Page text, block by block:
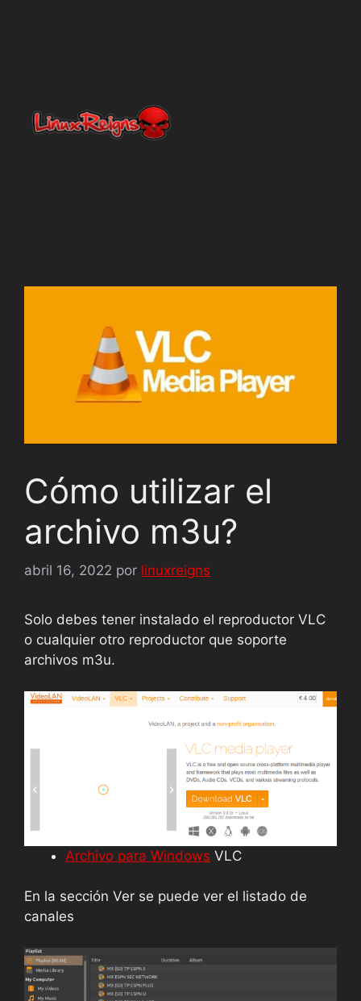
Cómo utilizar el
archivo m3u?
abril 16, 2022 por linuxreigns
Solo debes tener instalado el reproductor VLC
o cualquier otro reproductor que soporte
archivos m3u.
Archivo para Windows VLC
En la sección Ver se puede ver el listado de
canales
Netty